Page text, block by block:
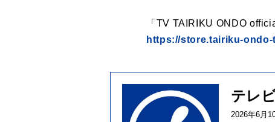
「TV TAIRIKU ONDO
https://store.tairiku-ondo-
テレ
2026年6月